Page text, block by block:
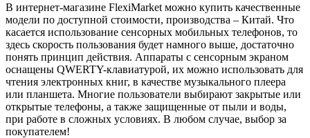
В интернет-магазине FlexiMarket можно купить качественные
модели по доступной стоимости, производства – Китай. Что
касается использование сенсорных мобильных телефонов, то
здесь скорость пользования будет намного выше, достаточно
понять принцип действия. Аппараты с сенсорным экраном
оснащены QWERTY-клавиатурой, их можно использовать для
чтения электронных книг, в качестве музыкального плеера
или планшета. Многие пользователи выбирают закрытые или
открытые телефоны, а также защищенные от пыли и воды,
при работе в сложных условиях. В любом случае, выбор за
покупателем!